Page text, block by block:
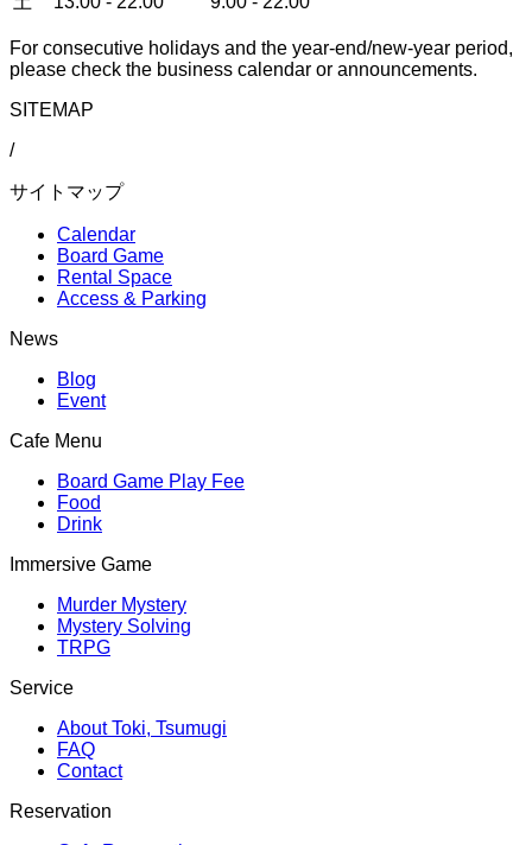
For consecutive holidays and the year-end/new-year period,
please check the business calendar or announcements.
SITEMAP
/
サイトマップ
Calendar
Board Game
Rental Space
Access & Parking
News
Blog
Event
Cafe Menu
Board Game Play Fee
Food
Drink
Immersive Game
Murder Mystery
Mystery Solving
TRPG
Service
About Toki, Tsumugi
FAQ
Contact
Reservation